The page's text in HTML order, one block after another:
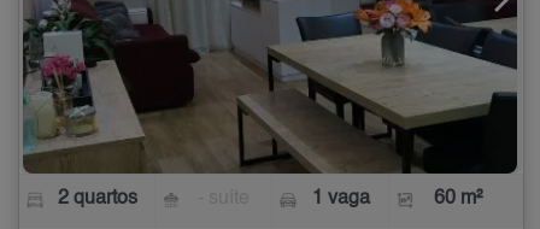
2 quartos 1 vaga 60 m²